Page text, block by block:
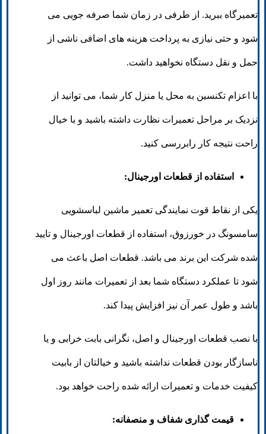
تعمیرگاه ببرید. از طرفی در زمان شما صرفه جویی می
شود و حتی نیازی به پرداخت هزینه های اضافی ناشی از
حمل و نقل دستگاه نخواهید داشت.
با اعزام تکنسین به محل یا منزل کار شما، می توانید از
نزدیک بر مراحل تعمیرات نظارت داشته باشید و با خیال
راحت نتیجه کار رابررسی کنید.
استفاده از قطعات اورجینال:
یکی از نقاط قوت نمایندگی تعمیر ماشین لباسشویی
سامسونگ در خورزوق، استفاده از قطعات اورجینال و تایید
شده شرکت این برند می باشد. قطعات اصل باعث می
شود تا عملکرد دستگاه شما بعد از تعمیرات مانند روز اول
باشد و طول عمر آن نیز افزایش پیدا کند.
با نصب قطعات اورجینال و اصل، نگرانی بابت خرابی و یا
ناسازگار بودن قطعات نداشته باشید و خیالتان از بابیت
کیفیت خدمات و تعمیرات ارائه شده راحت خواهد بود.
قیمت‌ گذاری شفاف و منصفانه: